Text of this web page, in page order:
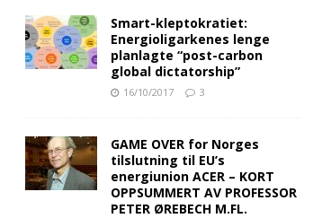
Smart-kleptokratiet:
Energioligarkenes lenge
planlagte “post-carbon
global dictatorship”
16/10/2017 3
GAME OVER for Norges
tilslutning til EU’s
energiunion ACER – KORT
OPPSUMMERT AV PROFESSOR
PETER ØREBECH M.FL.